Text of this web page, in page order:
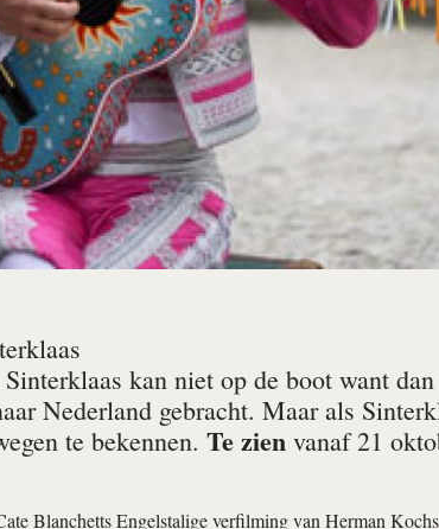
Sinterklaas kan niet op de boot want
Nederland gebracht. Maar als
te bekennen. Te zien vanaf 21
Blanchetts Engelstalige verfilming van Herman Kochs